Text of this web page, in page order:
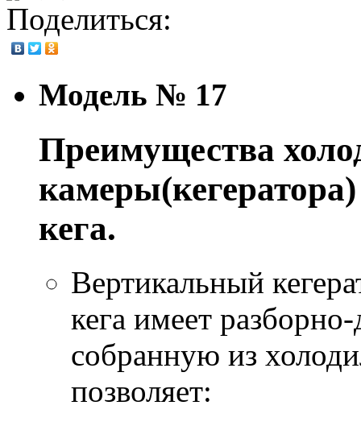
Поделиться:
Модель № 17
Преимущества
кега.
Вертикальный
кега имеет
собранную из
позволяет: